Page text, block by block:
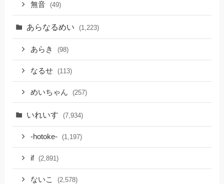
無音 (49)
あらなるめい (1,223)
あらき (98)
なるせ (113)
めいちゃん (257)
いれいす (7,934)
-hotoke- (1,197)
if (2,891)
ないこ (2,578)